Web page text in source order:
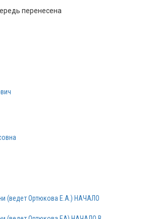
перенесена
(ведет Ортюкова Е.А.) НАЧАЛО